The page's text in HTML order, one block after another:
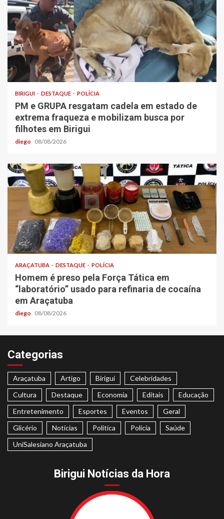
BIRIGUI DESTAQUE POLÍCIA
PM e GRUPA resgatam cadela em estado de
extrema fraqueza e mobilizam busca por
filhotes em Birigui
diego 08/08/2026
ARAÇATUBA DESTAQUE POLÍCIA
Homem é preso pela Força Tática em
“laboratório” usado para refinaria de cocaína
em Araçatuba
diego 08/08/2026
Categorias
Araçatuba Artigo Birigui
Celebridades
Cultura
Destaque Economia Editais
Educação
Entretenimento
Esportes Eventos
Geral
Glicério
Notícias Politica Polícia
Saúde
UniSalesiano Araçatuba
Birigui Notícias da Hora